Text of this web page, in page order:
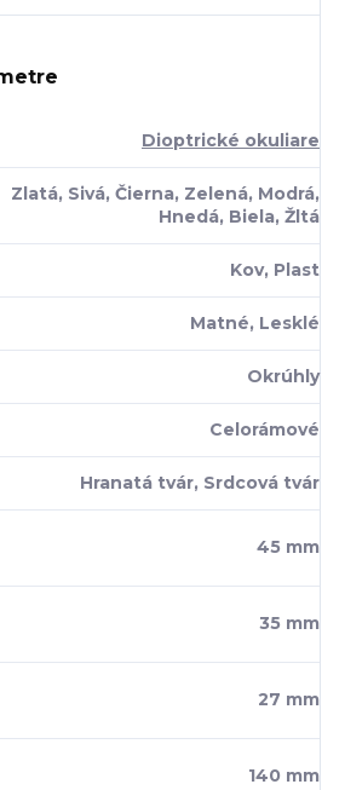
Dioptrické okuliare
Zlatá, Sivá, Čierna, Zelená, Modrá,
Hnedá, Biela, Žltá
Kov, Plast
Matné, Lesklé
Okrúhly
Celorámové
Hranatá tvár, Srdcová tvár
45 mm
35 mm
27 mm
140 mm